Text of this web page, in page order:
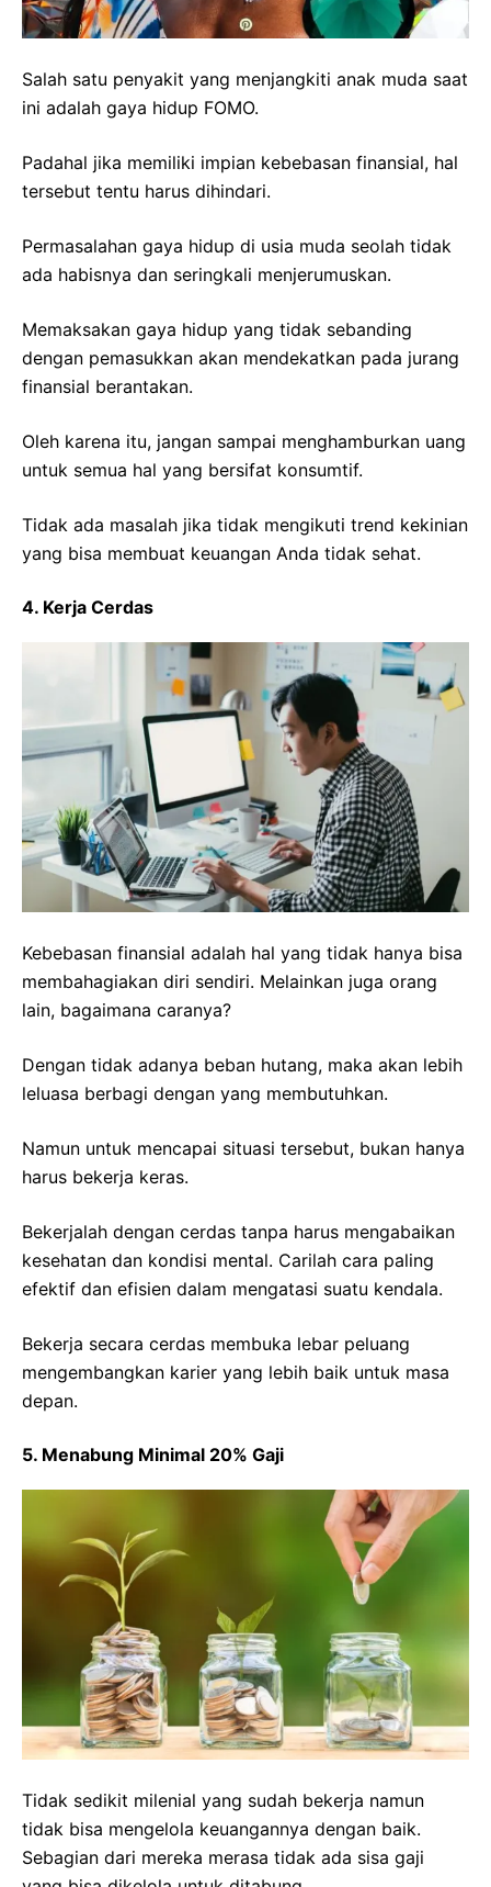
Salah satu penyakit yang menjangkiti anak muda saat
ini adalah gaya hidup FOMO.
Padahal jika memiliki impian kebebasan finansial, hal
tersebut tentu harus dihindari.
Permasalahan gaya hidup di usia muda seolah tidak
ada habisnya dan seringkali menjerumuskan.
Memaksakan gaya hidup yang tidak sebanding
dengan pemasukkan akan mendekatkan pada jurang
finansial berantakan.
Oleh karena itu, jangan sampai menghamburkan uang
untuk semua hal yang bersifat konsumtif.
Tidak ada masalah jika tidak mengikuti trend kekinian
yang bisa membuat keuangan Anda tidak sehat.
4. Kerja Cerdas
Kebebasan finansial adalah hal yang tidak hanya bisa
membahagiakan diri sendiri. Melainkan juga orang
lain, bagaimana caranya?
Dengan tidak adanya beban hutang, maka akan lebih
leluasa berbagi dengan yang membutuhkan.
Namun untuk mencapai situasi tersebut, bukan hanya
harus bekerja keras.
Bekerjalah dengan cerdas tanpa harus mengabaikan
kesehatan dan kondisi mental. Carilah cara paling
efektif dan efisien dalam mengatasi suatu kendala.
Bekerja secara cerdas membuka lebar peluang
mengembangkan karier yang lebih baik untuk masa
depan.
5. Menabung Minimal 20% Gaji
Tidak sedikit milenial yang sudah bekerja namun
tidak bisa mengelola keuangannya dengan baik.
Sebagian dari mereka merasa tidak ada sisa gaji